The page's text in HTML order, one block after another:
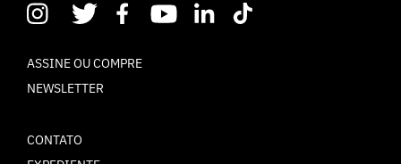
ASSINE OU COMPRE
NEWSLETTER
CONTATO